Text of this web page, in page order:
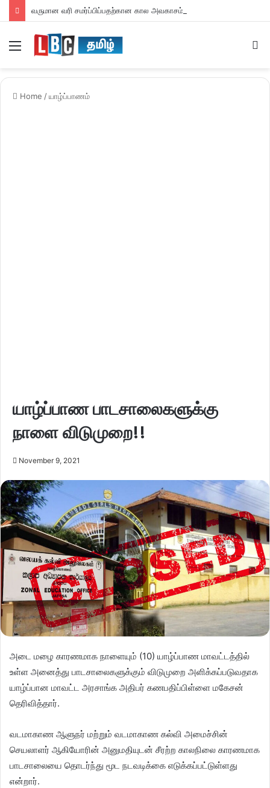
வருமான வரி சமர்ப்பிப்பதற்கான கால அவகாசம் நீடிப்பு
Home /யாழ்ப்பாணம்
யாழ்ப்பாண பாடசாலைகளுக்கு
நாளை விடுமுறை!!
November 9, 2021
அடை மழை காரணமாக நாளையும் (10) யாழ்ப்பாண மாவட்டத்தில்
உள்ள அனைத்து பாடசாலைகளுக்கும் விடுமுறை அளிக்கப்படுவதாக
யாழ்ப்பான மாவட்ட அரசாங்க அதிபர் கணபதிப்பிள்ளை மகேசன்
தெரிவித்தார்.
வடமாகாண ஆளுநர் மற்றும் வடமாகாண கல்வி அமைச்சின்
செயலாளர் ஆகியோரின் அனுமதியுடன் சீரற்ற காலநிலை காரணமாக
பாடசாலையை தொடர்ந்து மூட நடவடிக்கை எடுக்கப்பட்டுள்ளது
என்றார்.